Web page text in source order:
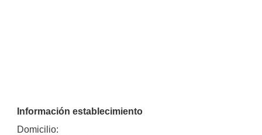
Información establecimiento
Domicilio: